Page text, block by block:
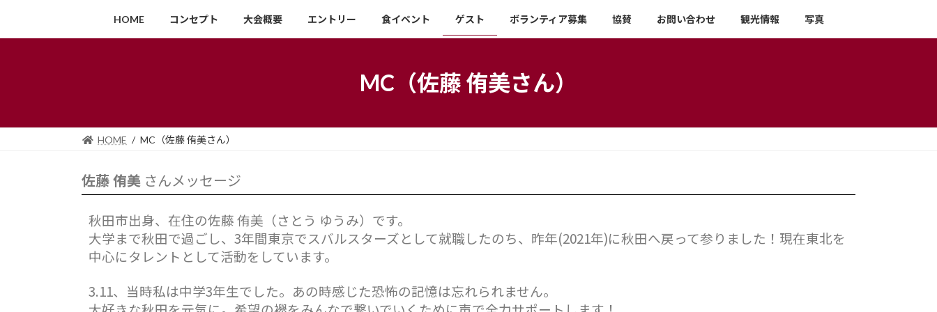
HOME コンセプト 大会概要 エントリー 食イベント ゲスト ボランティア募集 協賛 お問い合わせ 観光情報 写真
MC（佐藤 侑美さん）
HOME MC（佐藤 侑美さん）
佐藤 侑美 さんメッセージ
秋田市出身、在住の佐藤 侑美（さとう ゆうみ）です。
大学まで秋田で過ごし、3年間東京でスバルスターズとして就職したのち、昨年(2021年)に秋田へ戻って参りました！現在東北を
中心にタレントとして活動をしています。
3.11、当時私は中学3年生でした。あの時感じた恐怖の記憶は忘れられません。